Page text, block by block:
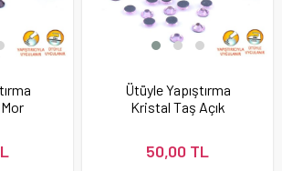
Ütüyle Yapıştırma
Kristal Taş Açık
50,00 TL